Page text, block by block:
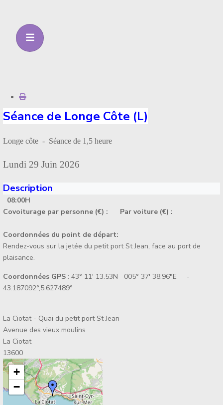
Séance de Longe Côte (L)
Longe côte - Séance de 1,5 heure
Lundi 29 Juin 2026
Description
08:00H
Covoiturage par personne (€) :
Par voiture (€) :
Coordonnées du point de départ:
Rendez-vous sur la jetée du petit port St Jean, face au port de
plaisance.
Coordonnées GPS : 43° 11' 13.53N 005° 37' 38.96"E -
43.187092°,5.627489°
La Ciotat - Quai du petit port St Jean
Avenue des vieux moulins
La Ciotat
13600
+
−